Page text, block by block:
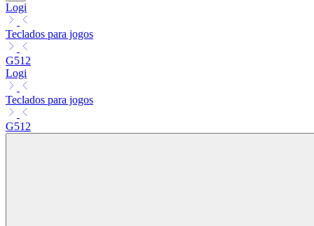
Logi
Teclados para jogos
G512
Logi
Teclados para jogos
G512